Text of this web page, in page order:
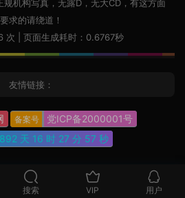
机构写真，无露D，无大CD，有这方面
要求的请绕道！
次 | 页面生成耗时：0.6767秒
友情链接：
备案号 党ICP备2000001号
天 16 时 27 分 58 秒
搜索 VIP 用户